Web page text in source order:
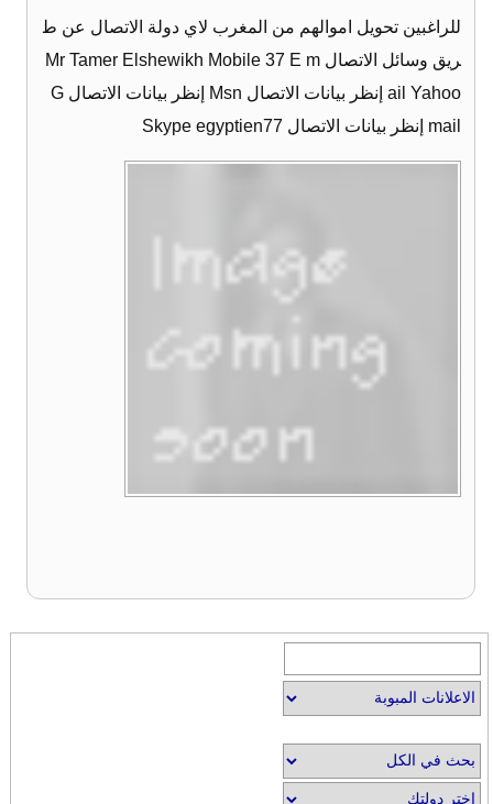
للراغبين تحويل اموالهم من المغرب لاي دولة الاتصال عن ط
ريق وسائل الاتصال Mr Tamer Elshewikh Mobile 37 E m
ail Yahoo إنظر بيانات الاتصال Msn إنظر بيانات الاتصال G
mail إنظر بيانات الاتصال Skype egyptien77